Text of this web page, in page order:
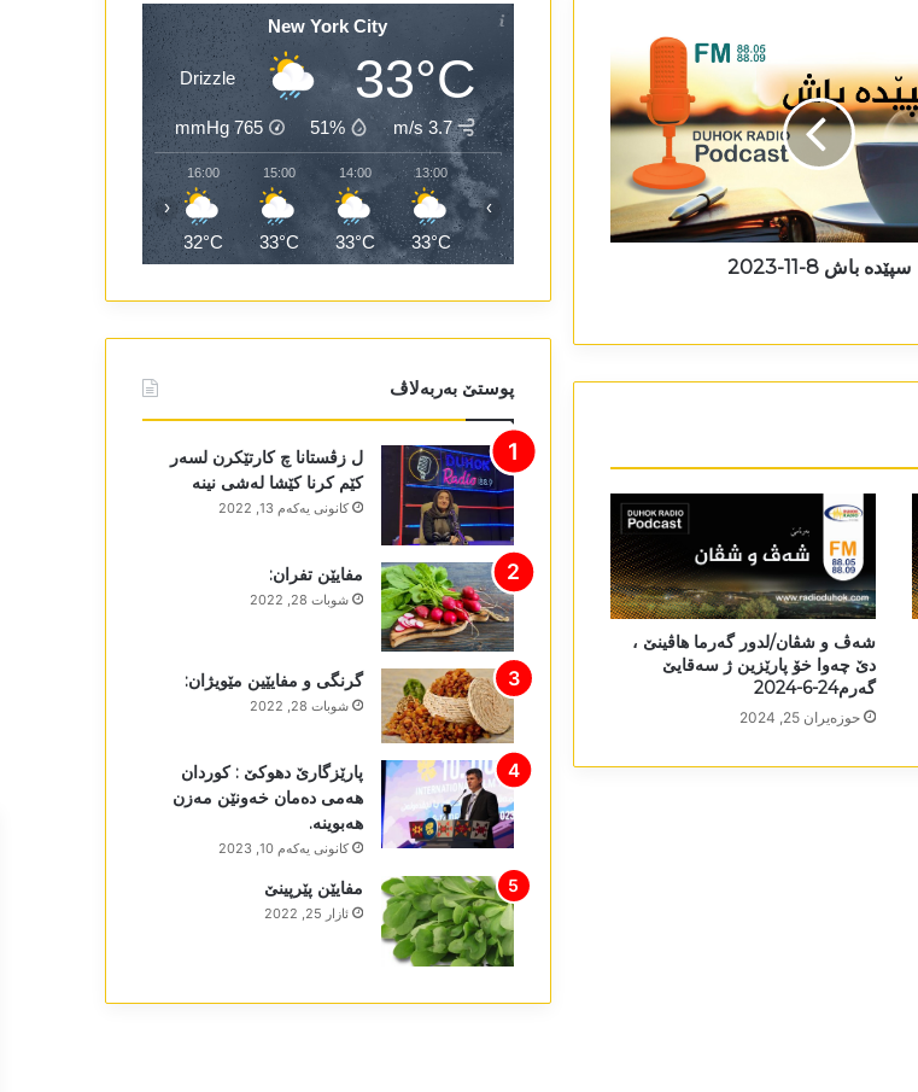
سپێدە باش 8-11-2023
شەڤ و شڤان/لدور گەرما ھاڤینێ ،
دێ چەوا خۆ پارێزین ژ سەقایێ
گەرم24-6-2024
حوزه‌یران 25, 2024
New York City
33°C
Drizzle
3.7 m/s
51%
765
mmHg
13:00
33°C
14:00
33°C
15:00
33°C
16:00
32°C
32°C
‹ ›
پوستێ بەربەلاڤ
ل زڤستانا چ کارتێکرن لسەر
کێم کرنا کێشا لەشی نینە
كانونی یه‌كه‌م 13, 2022
مفایێن تفران:
شوبات 28, 2022
گرنگی و مفایێین مێویژان:
شوبات 28, 2022
پارێزگارێ دھوکێ : کوردان
ھەمی دەمان خەونێن مەزن
ھەبوینە.
كانونی یه‌كه‌م 10, 2023
مفایێن پێرپینێ
ئازار 25, 2022